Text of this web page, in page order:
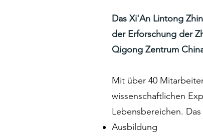
Das Xi'An Lintong
der Erforschung der
Qigong Zentrum
Mit über 40
wissenschaftlichen
Lebensbereichen.
Ausbildung